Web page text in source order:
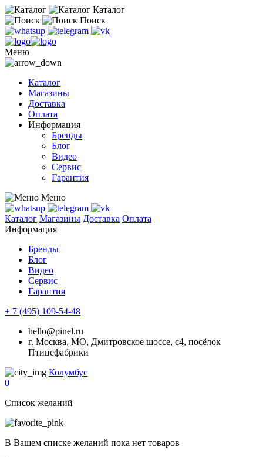
Каталог
Поиск
Меню
Каталог
Магазины
Доставка
Оплата
Информация
Бренды
Блог
Видео
Сервис
Гарантия
Меню
Каталог Магазины Доставка Оплата
Информация
Бренды
Блог
Видео
Сервис
Гарантия
+ 7 (495) 109-54-48
hello@pinel.ru
г. Москва, МО, Дмитровское шоссе, с4, посёлок
Птицефабрики
Колумбус
0
Список желаний
В Вашем списке желаний пока нет товаров